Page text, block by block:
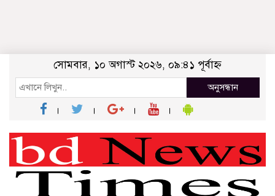
সোমবার, ১০ অগাস্ট ২০২৬, ০৯:৪১ পূর্বাহ্ন
অনুসন্ধান